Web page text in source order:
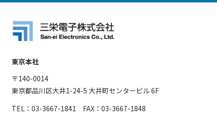
東京本社
〒140-0014
東京都品川区大井1-24-5 大井町センタービル 6F
TEL：03-3667-1841 FAX：03-3667-1848